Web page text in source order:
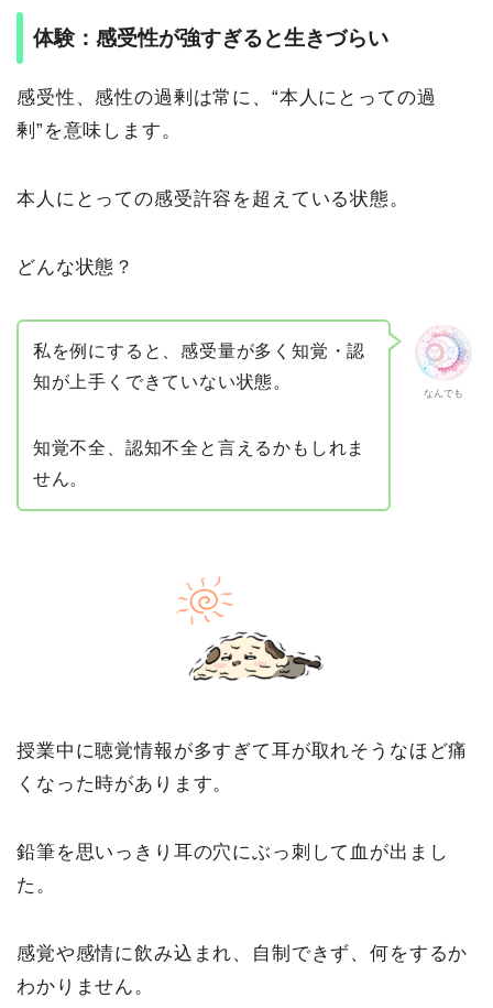
体験：感受性が強すぎると生きづらい
感受性、感性の過剰は常に、“本人にとっての過
剰”を意味します。
本人にとっての感受許容を超えている状態。
どんな状態？
なんでも
私を例にすると、感受量が多く知覚・認
知が上手くできていない状態。
知覚不全、認知不全と言えるかもしれま
せん。
授業中に聴覚情報が多すぎて耳が取れそうなほど痛
くなった時があります。
鉛筆を思いっきり耳の穴にぶっ刺して血が出まし
た。
感覚や感情に飲み込まれ、自制できず、何をするか
わかりません。